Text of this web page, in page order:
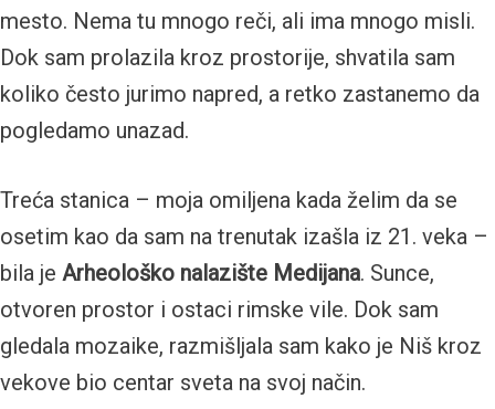
mesto. Nema tu mnogo reči, ali ima mnogo misli.
Dok sam prolazila kroz prostorije, shvatila sam
koliko često jurimo napred, a retko zastanemo da
pogledamo unazad.
Treća stanica – moja omiljena kada želim da se
osetim kao da sam na trenutak izašla iz 21. veka –
bila je Arheološko nalazište Medijana. Sunce,
otvoren prostor i ostaci rimske vile. Dok sam
gledala mozaike, razmišljala sam kako je Niš kroz
vekove bio centar sveta na svoj način.